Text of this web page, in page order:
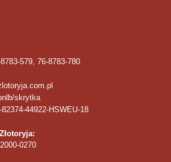
579, 76-8783-780
skrytka
44922-HSWEU-18
0270